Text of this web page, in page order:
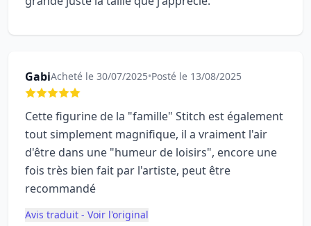
GabiAcheté le 30/07/2025•Posté le 13/08/2025
Cette figurine de la "famille" Stitch est également
tout simplement magnifique, il a vraiment l'air
d'être dans une "humeur de loisirs", encore une
fois très bien fait par l'artiste, peut être
recommandé
Avis traduit - Voir l'original